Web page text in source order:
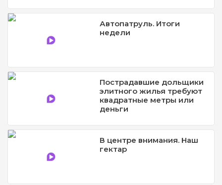
Автопатруль. Итоги
недели
Пострадавшие дольщики
элитного жилья требуют
квадратные метры или
деньги
В центре внимания. Наш
гектар